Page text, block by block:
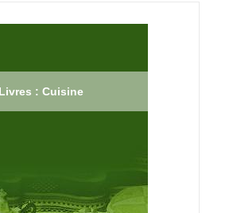
Livres : Cuisine